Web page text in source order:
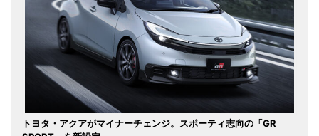
トヨタ・アクアがマイナーチェンジ。スポーティ志向の「GR